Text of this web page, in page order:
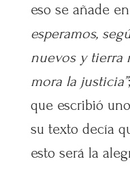
eso se añade en
esperamos,
nuevos y tierra
mora la justicia”
que escribió
su texto decía
esto será la